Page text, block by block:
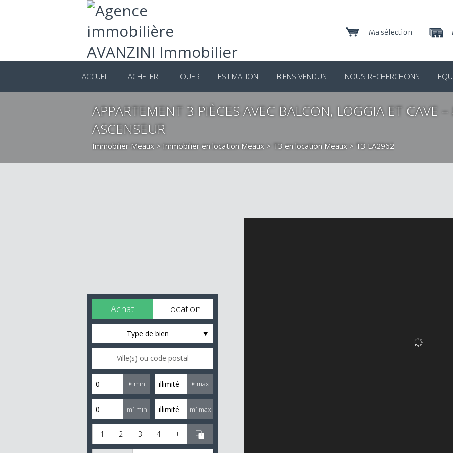
Ma sélection
ACCUEIL ACHETER LOUER ESTIMATION BIENS VENDUS NOUS RECHERCHONS
APPARTEMENT 3 PIÈCES AVEC BALCON, LOGGIA ET CAVE –
ASCENSEUR
Immobilier Meaux > Immobilier en location Meaux > T3 en location Meaux > T3 LA2962
Achat Location
Type de bien
€ min € max
m² min m² max
1 2 3 4 +